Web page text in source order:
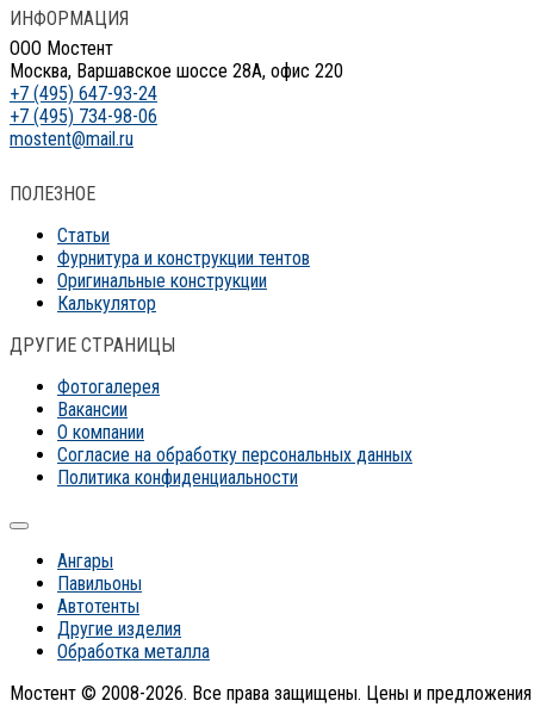
ИНФОРМАЦИЯ
ООО Мостент
Москва, Варшавское шоссе 28А, офис 220
+7 (495) 647-93-24
+7 (495) 734-98-06
mostent@mail.ru
ПОЛЕЗНОЕ
Статьи
Фурнитура и конструкции тентов
Оригинальные конструкции
Калькулятор
ДРУГИЕ СТРАНИЦЫ
Фотогалерея
Вакансии
О компании
Согласие на обработку персональных данных
Политика конфиденциальности
Ангары
Павильоны
Автотенты
Другие изделия
Обработка металла
Мостент © 2008-2026. Все права защищены. Цены и предложения